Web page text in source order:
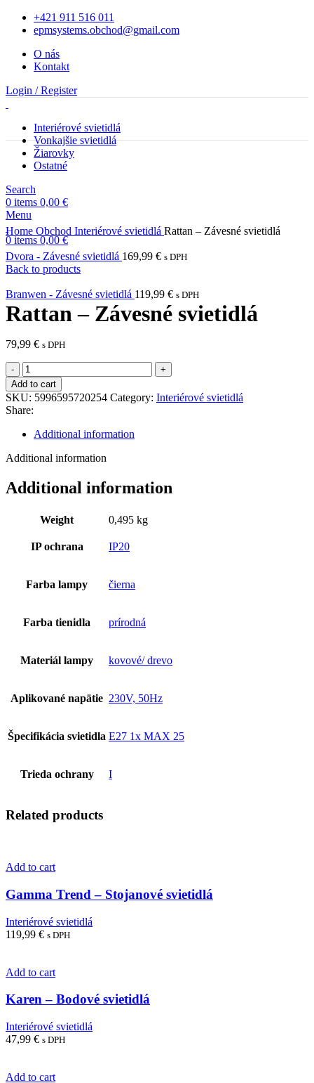
+421 911 516 011
epmsystems.obchod@gmail.com
O nás
Kontakt
Login / Register
Interiérové svietidlá
Vonkajšie svietidlá
Žiarovky
Ostatné
Search
0 items 0,00 €
Menu
0items 0,00€
Home Obchod Interiérové svietidlá Rattan – Závesné svietidlá
Dvora - Závesné svietidlá 169,99 € s DPH
Back to products
Branwen - Závesné svietidlá 119,99 € s DPH
Rattan – Závesné svietidlá
79,99 € s DPH
Rattan
-
Závesné
svietidlá
quantity
Add to cart
SKU: 5996595720254 Category: Interiérové svietidlá
Share:
Additional information
Additional information
Additional information
Weight 0,495 kg
IP ochrana IP20
Farba lampy čierna
Farba tienidla prírodná
Materiál lampy kovové/ drevo
Aplikované napätie 230V, 50Hz
Špecifikácia svietidla E27 1x MAX 25
Trieda ochrany I
Related products
Add to cart
Gamma Trend – Stojanové svietidlá
Interiérové svietidlá
119,99 € s DPH
Add to cart
Karen – Bodové svietidlá
Interiérové svietidlá
47,99 € s DPH
Add to cart